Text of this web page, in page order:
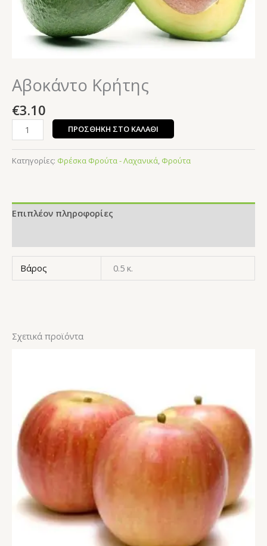
Αβοκάντο Κρήτης
€3.10
ΠΡΟΣΘΉΚΗ ΣΤΟ ΚΑΛΆΘΙ
Κατηγορίες: Φρέσκα Φρούτα - Λαχανικά Φρούτα
Επιπλέον πληροφορίες
Βάρος 0.5 κ.
Σχετικά προϊόντα